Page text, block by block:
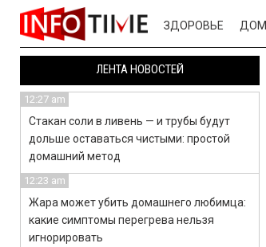
ЗДОРОВЬЕ ДОМ
ЛЕНТА НОВОСТЕЙ
12:27 am
Стакан соли в ливень — и трубы будут
дольше оставаться чистыми: простой
домашний метод
12:23 am
Жара может убить домашнего любимца:
какие симптомы перегрева нельзя
игнорировать